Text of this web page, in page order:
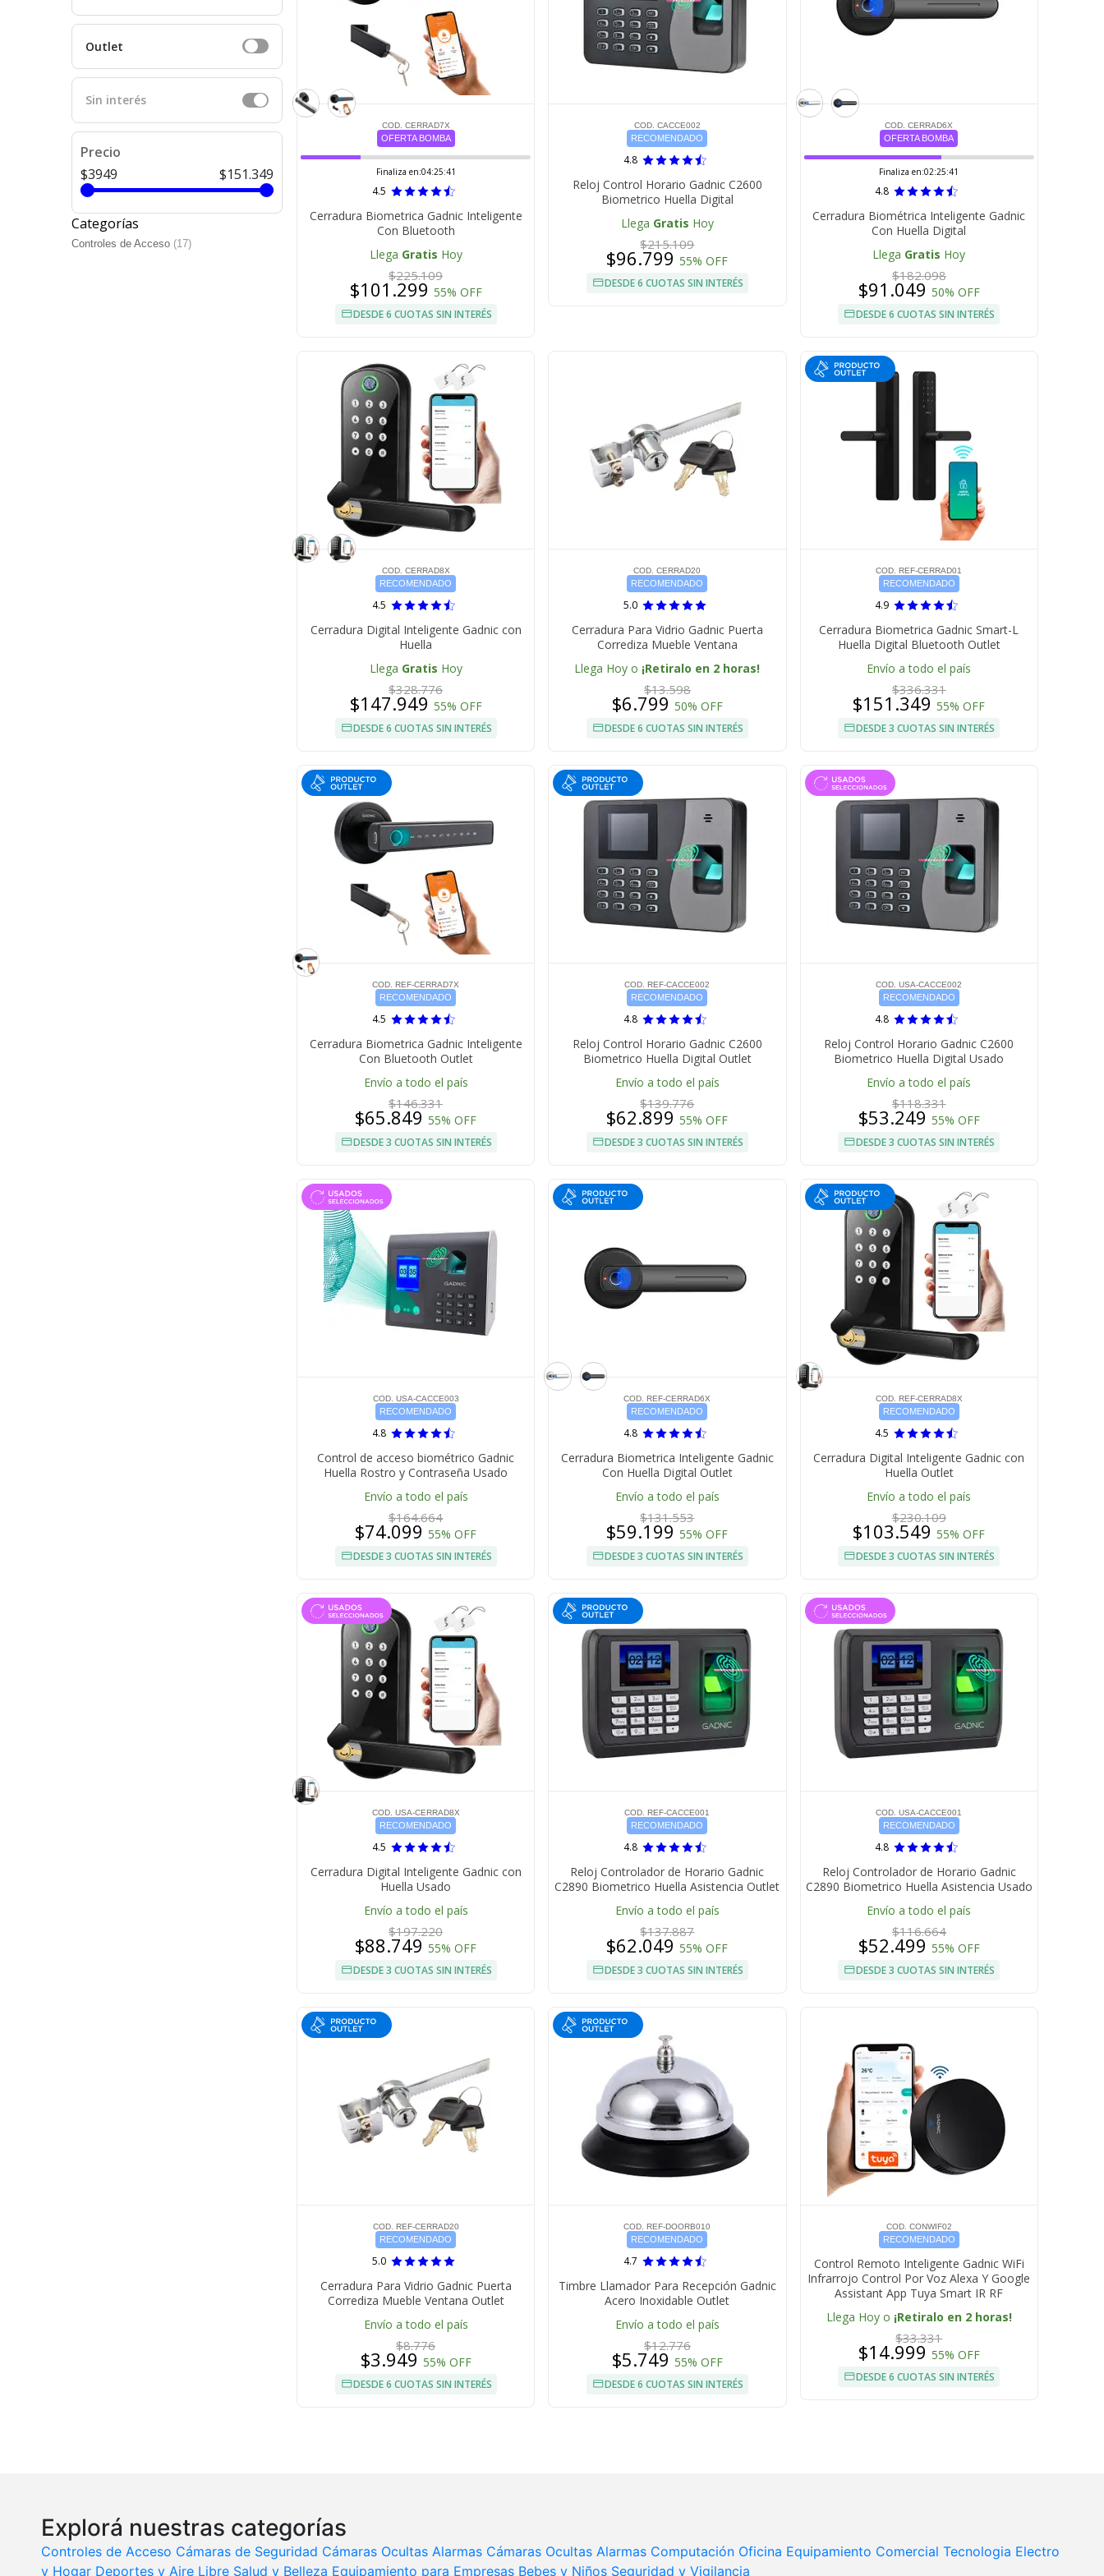
Outlet
Sin interés
Precio
$3949
$151.349
Categorías
Controles de Acceso (17)
COD. CERRAD7X
OFERTA BOMBA
Finaliza en:04:25:40
4.5
Cerradura Biometrica Gadnic Inteligente
Con Bluetooth
Llega Gratis Hoy
$225.109
$101.299 55% OFF
DESDE 6 CUOTAS SIN INTERÉS
COD. CACCE002
RECOMENDADO
4.8
Reloj Control Horario Gadnic C2600
Biometrico Huella Digital
Llega Gratis Hoy
$215.109
$96.79955% OFF
DESDE 6 CUOTAS SIN INTERÉS
COD. CERRAD6X
OFERTA BOMBA
Finaliza en:02:25:40
4.8
Cerradura Biométrica Inteligente Gadnic
Con Huella Digital
Llega Gratis Hoy
$182.098
$91.049 50% OFF
DESDE 6 CUOTAS SIN INTERÉS
COD. CERRAD8X
RECOMENDADO
4.5
Cerradura Digital Inteligente Gadnic con
Huella
Llega Gratis Hoy
$328.776
$147.949 55% OFF
DESDE 6 CUOTAS SIN INTERÉS
COD. CERRAD20
RECOMENDADO
5.0
Cerradura Para Vidrio Gadnic Puerta
Corrediza Mueble Ventana
Llega Hoy o ¡Retiralo en 2 horas!
$13.598
$6.799 50% OFF
DESDE 6 CUOTAS SIN INTERÉS
COD. REF-CERRAD01
RECOMENDADO
4.9
Cerradura Biometrica Gadnic Smart-L
Huella Digital Bluetooth Outlet
Envío a todo el país
$336.331
$151.34955% OFF
DESDE 3 CUOTAS SIN INTERÉS
COD. REF-CERRAD7X
RECOMENDADO
4.5
Cerradura Biometrica Gadnic Inteligente
Con Bluetooth Outlet
Envío a todo el país
$146.331
$65.849 55% OFF
DESDE 3 CUOTAS SIN INTERÉS
COD. REF-CACCE002
RECOMENDADO
4.8
Reloj Control Horario Gadnic C2600
Biometrico Huella Digital Outlet
Envío a todo el país
$139.776
$62.89955% OFF
DESDE 3 CUOTAS SIN INTERÉS
COD. USA-CACCE002
RECOMENDADO
4.8
Reloj Control Horario Gadnic C2600
Biometrico Huella Digital Usado
Envío a todo el país
$118.331
$53.249 55% OFF
DESDE 3 CUOTAS SIN INTERÉS
COD. USA-CACCE003
RECOMENDADO
4.8
Control de acceso biométrico Gadnic
Huella Rostro y Contraseña Usado
Envío a todo el país
$164.664
$74.099 55% OFF
DESDE 3 CUOTAS SIN INTERÉS
COD. REF-CERRAD6X
RECOMENDADO
4.8
Cerradura Biometrica Inteligente Gadnic
Con Huella Digital Outlet
Envío a todo el país
$131.553
$59.19955% OFF
DESDE 3 CUOTAS SIN INTERÉS
COD. REF-CERRAD8X
RECOMENDADO
4.5
Cerradura Digital Inteligente Gadnic con
Huella Outlet
Envío a todo el país
$230.109
$103.54955% OFF
DESDE 3 CUOTAS SIN INTERÉS
COD. USA-CERRAD8X
RECOMENDADO
4.5
Cerradura Digital Inteligente Gadnic con
Huella Usado
Envío a todo el país
$197.220
$88.749 55% OFF
DESDE 3 CUOTAS SIN INTERÉS
COD. REF-CACCE001
RECOMENDADO
4.8
Reloj Controlador de Horario Gadnic
C2890 Biometrico Huella Asistencia Outlet
Envío a todo el país
$137.887
$62.04955% OFF
DESDE 3 CUOTAS SIN INTERÉS
COD. USA-CACCE001
RECOMENDADO
4.8
Reloj Controlador de Horario Gadnic
C2890 Biometrico Huella Asistencia Usado
Envío a todo el país
$116.664
$52.499 55% OFF
DESDE 3 CUOTAS SIN INTERÉS
COD. REF-CERRAD20
RECOMENDADO
5.0
Cerradura Para Vidrio Gadnic Puerta
Corrediza Mueble Ventana Outlet
Envío a todo el país
$8.776
$3.949 55% OFF
DESDE 6 CUOTAS SIN INTERÉS
COD. REF-DOORB010
RECOMENDADO
4.7
Timbre Llamador Para Recepción Gadnic
Acero Inoxidable Outlet
Envío a todo el país
$12.776
$5.749 55% OFF
DESDE 6 CUOTAS SIN INTERÉS
COD. CONWIF02
RECOMENDADO
Control Remoto Inteligente Gadnic WiFi
Infrarrojo Control Por Voz Alexa Y Google
Assistant App Tuya Smart IR RF
Llega Hoy o ¡Retiralo en 2 horas!
$33.331
$14.999 55% OFF
DESDE 6 CUOTAS SIN INTERÉS
Explorá nuestras categorías
Controles de Acceso Cámaras de Seguridad Cámaras Ocultas Alarmas Cámaras Ocultas Alarmas Computación Oficina Equipamiento Comercial Tecnologia Electro
y Hogar Deportes y Aire Libre Salud y Belleza Equipamiento para Empresas Bebes y Niños Seguridad y Vigilancia